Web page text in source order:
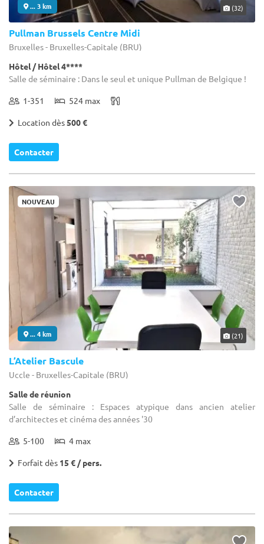
... 3 km (32)
Pullman Brussels Centre Midi
Bruxelles - Bruxelles-Capitale (BRU)
Hôtel / Hôtel 4****
Salle de séminaire : Dans le seul et unique Pullman de Belgique !
1-351 524 max
Location dès500 €
Contacter
NOUVEAU
... 4 km (21)
L’Atelier Bascule
Uccle - Bruxelles-Capitale (BRU)
Salle de réunion
Salle de séminaire : Espaces atypique dans ancien atelier
d’architectes et cinéma des années '30
5-100 4 max
Forfait dès 15 € / pers.
Contacter